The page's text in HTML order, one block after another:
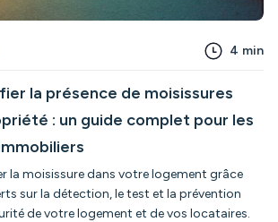
4 min
la présence de moisissures
: un guide complet pour les
la moisissure dans votre logement grâce
sur la détection, le test et la prévention
de votre logement et de vos locataires.